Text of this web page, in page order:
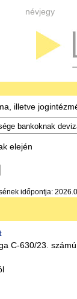
névjegy
illetve
elején
időpontja:
C-630/23.